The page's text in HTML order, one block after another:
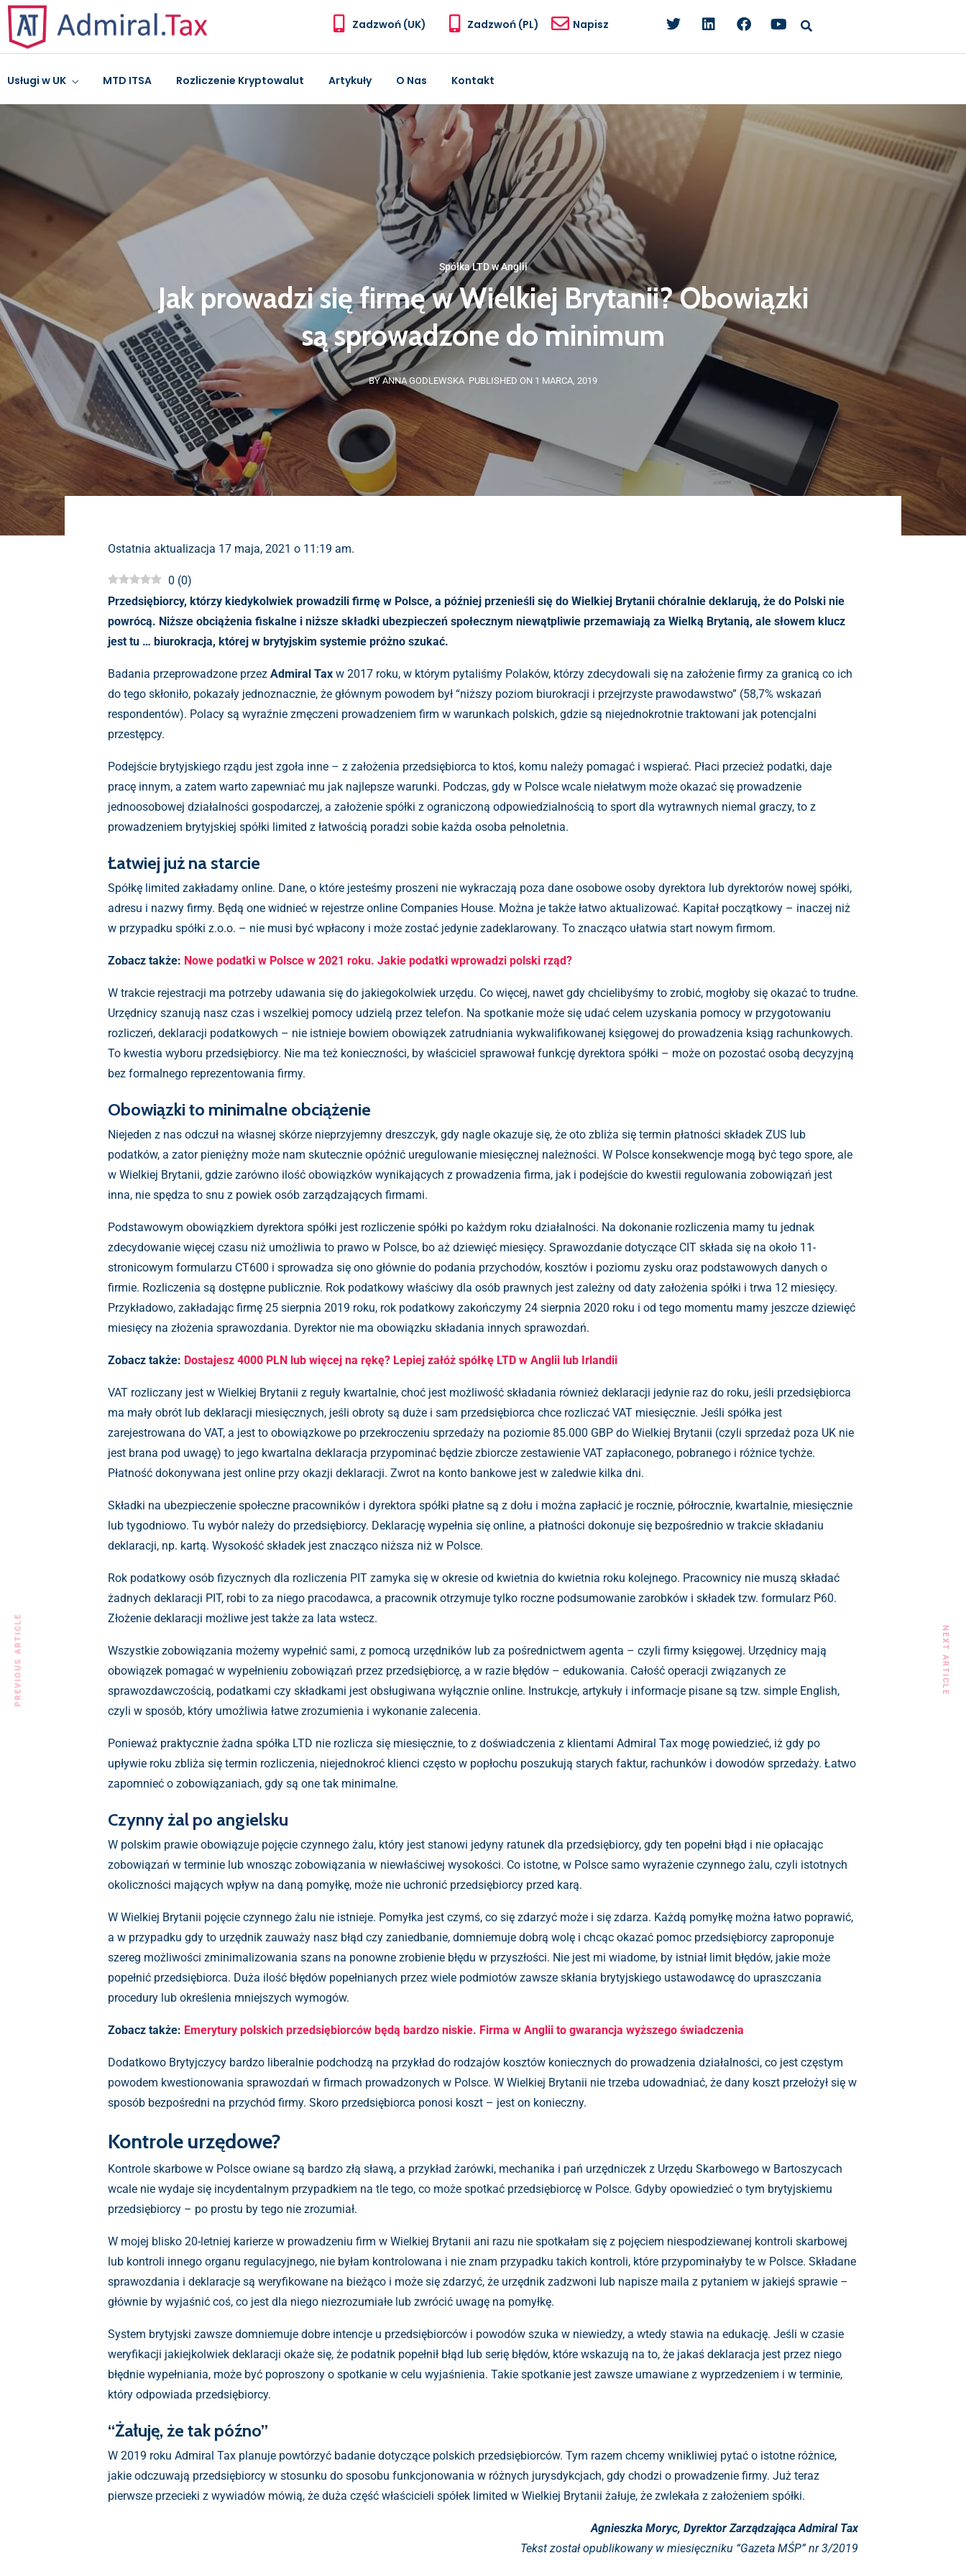
Zadzwoń (UK) Zadzwoń (PL) Napisz
Usługi w UK MTD ITSA Rozliczenie Kryptowalut Artykuły O Nas Kontakt
Spółka LTD w Anglii
Jak prowadzi się firmę w Wielkiej Brytanii? Obowiązki
są sprowadzone do minimum
BY ANNA GODLEWSKA PUBLISHED ON 1 MARCA, 2019
Ostatnia aktualizacja 17 maja, 2021 o 11:19 am.
0 (0)
Przedsiębiorcy, którzy kiedykolwiek prowadzili firmę w Polsce, a później przenieśli się do Wielkiej Brytanii chóralnie deklarują, że do Polski nie
powrócą. Niższe obciążenia fiskalne i niższe składki ubezpieczeń społecznym niewątpliwie przemawiają za Wielką Brytanią, ale słowem klucz
jest tu … biurokracja, której w brytyjskim systemie próżno szukać.
Badania przeprowadzone przez Admiral Tax w 2017 roku, w którym pytaliśmy Polaków, którzy zdecydowali się na założenie firmy za granicą co ich
do tego skłoniło, pokazały jednoznacznie, że głównym powodem był “niższy poziom biurokracji i przejrzyste prawodawstwo” (58,7% wskazań
respondentów). Polacy są wyraźnie zmęczeni prowadzeniem firm w warunkach polskich, gdzie są niejednokrotnie traktowani jak potencjalni
przestępcy.
Podejście brytyjskiego rządu jest zgoła inne – z założenia przedsiębiorca to ktoś, komu należy pomagać i wspierać. Płaci przecież podatki, daje
pracę innym, a zatem warto zapewniać mu jak najlepsze warunki. Podczas, gdy w Polsce wcale niełatwym może okazać się prowadzenie
jednoosobowej działalności gospodarczej, a założenie spółki z ograniczoną odpowiedzialnością to sport dla wytrawnych niemal graczy, to z
prowadzeniem brytyjskiej spółki limited z łatwością poradzi sobie każda osoba pełnoletnia.
Łatwiej już na starcie
Spółkę limited zakładamy online. Dane, o które jesteśmy proszeni nie wykraczają poza dane osobowe osoby dyrektora lub dyrektorów nowej spółki,
adresu i nazwy firmy. Będą one widnieć w rejestrze online Companies House. Można je także łatwo aktualizować. Kapitał początkowy – inaczej niż
w przypadku spółki z.o.o. – nie musi być wpłacony i może zostać jedynie zadeklarowany. To znacząco ułatwia start nowym firmom.
Zobacz także: Nowe podatki w Polsce w 2021 roku. Jakie podatki wprowadzi polski rząd?
W trakcie rejestracji ma potrzeby udawania się do jakiegokolwiek urzędu. Co więcej, nawet gdy chcielibyśmy to zrobić, mogłoby się okazać to trudne.
Urzędnicy szanują nasz czas i wszelkiej pomocy udzielą przez telefon. Na spotkanie może się udać celem uzyskania pomocy w przygotowaniu
rozliczeń, deklaracji podatkowych – nie istnieje bowiem obowiązek zatrudniania wykwalifikowanej księgowej do prowadzenia ksiąg rachunkowych.
To kwestia wyboru przedsiębiorcy. Nie ma też konieczności, by właściciel sprawował funkcję dyrektora spółki – może on pozostać osobą decyzyjną
bez formalnego reprezentowania firmy.
Obowiązki to minimalne obciążenie
Niejeden z nas odczuł na własnej skórze nieprzyjemny dreszczyk, gdy nagle okazuje się, że oto zbliża się termin płatności składek ZUS lub
podatków, a zator pieniężny może nam skutecznie opóźnić uregulowanie miesięcznej należności. W Polsce konsekwencje mogą być tego spore, ale
w Wielkiej Brytanii, gdzie zarówno ilość obowiązków wynikających z prowadzenia firma, jak i podejście do kwestii regulowania zobowiązań jest
inna, nie spędza to snu z powiek osób zarządzających firmami.
Podstawowym obowiązkiem dyrektora spółki jest rozliczenie spółki po każdym roku działalności. Na dokonanie rozliczenia mamy tu jednak
zdecydowanie więcej czasu niż umożliwia to prawo w Polsce, bo aż dziewięć miesięcy. Sprawozdanie dotyczące CIT składa się na około 11-
stronicowym formularzu CT600 i sprowadza się ono głównie do podania przychodów, kosztów i poziomu zysku oraz podstawowych danych o
firmie. Rozliczenia są dostępne publicznie. Rok podatkowy właściwy dla osób prawnych jest zależny od daty założenia spółki i trwa 12 miesięcy.
Przykładowo, zakładając firmę 25 sierpnia 2019 roku, rok podatkowy zakończymy 24 sierpnia 2020 roku i od tego momentu mamy jeszcze dziewięć
miesięcy na złożenia sprawozdania. Dyrektor nie ma obowiązku składania innych sprawozdań.
Zobacz także: Dostajesz 4000 PLN lub więcej na rękę? Lepiej załóż spółkę LTD w Anglii lub Irlandii
VAT rozliczany jest w Wielkiej Brytanii z reguły kwartalnie, choć jest możliwość składania również deklaracji jedynie raz do roku, jeśli przedsiębiorca
ma mały obrót lub deklaracji miesięcznych, jeśli obroty są duże i sam przedsiębiorca chce rozliczać VAT miesięcznie. Jeśli spółka jest
zarejestrowana do VAT, a jest to obowiązkowe po przekroczeniu sprzedaży na poziomie 85.000 GBP do Wielkiej Brytanii (czyli sprzedaż poza UK nie
jest brana pod uwagę) to jego kwartalna deklaracja przypominać będzie zbiorcze zestawienie VAT zapłaconego, pobranego i różnice tychże.
Płatność dokonywana jest online przy okazji deklaracji. Zwrot na konto bankowe jest w zaledwie kilka dni.
Składki na ubezpieczenie społeczne pracowników i dyrektora spółki płatne są z dołu i można zapłacić je rocznie, półrocznie, kwartalnie, miesięcznie
lub tygodniowo. Tu wybór należy do przedsiębiorcy. Deklarację wypełnia się online, a płatności dokonuje się bezpośrednio w trakcie składaniu
deklaracji, np. kartą. Wysokość składek jest znacząco niższa niż w Polsce.
Rok podatkowy osób fizycznych dla rozliczenia PIT zamyka się w okresie od kwietnia do kwietnia roku kolejnego. Pracownicy nie muszą składać
żadnych deklaracji PIT, robi to za niego pracodawca, a pracownik otrzymuje tylko roczne podsumowanie zarobków i składek tzw. formularz P60.
Złożenie deklaracji możliwe jest także za lata wstecz.
Wszystkie zobowiązania możemy wypełnić sami, z pomocą urzędników lub za pośrednictwem agenta – czyli firmy księgowej. Urzędnicy mają
obowiązek pomagać w wypełnieniu zobowiązań przez przedsiębiorcę, a w razie błędów – edukowania. Całość operacji związanych ze
sprawozdawczością, podatkami czy składkami jest obsługiwana wyłącznie online. Instrukcje, artykuły i informacje pisane są tzw. simple English,
czyli w sposób, który umożliwia łatwe zrozumienia i wykonanie zalecenia.
Ponieważ praktycznie żadna spółka LTD nie rozlicza się miesięcznie, to z doświadczenia z klientami Admiral Tax mogę powiedzieć, iż gdy po
upływie roku zbliża się termin rozliczenia, niejednokroć klienci często w popłochu poszukują starych faktur, rachunków i dowodów sprzedaży. Łatwo
zapomnieć o zobowiązaniach, gdy są one tak minimalne.
Czynny żal po angielsku
W polskim prawie obowiązuje pojęcie czynnego żalu, który jest stanowi jedyny ratunek dla przedsiębiorcy, gdy ten popełni błąd i nie opłacając
zobowiązań w terminie lub wnosząc zobowiązania w niewłaściwej wysokości. Co istotne, w Polsce samo wyrażenie czynnego żalu, czyli istotnych
okoliczności mających wpływ na daną pomyłkę, może nie uchronić przedsiębiorcy przed karą.
W Wielkiej Brytanii pojęcie czynnego żalu nie istnieje. Pomyłka jest czymś, co się zdarzyć może i się zdarza. Każdą pomyłkę można łatwo poprawić,
a w przypadku gdy to urzędnik zauważy nasz błąd czy zaniedbanie, domniemuje dobrą wolę i chcąc okazać pomoc przedsiębiorcy zaproponuje
szereg możliwości zminimalizowania szans na ponowne zrobienie błędu w przyszłości. Nie jest mi wiadome, by istniał limit błędów, jakie może
popełnić przedsiębiorca. Duża ilość błędów popełnianych przez wiele podmiotów zawsze skłania brytyjskiego ustawodawcę do upraszczania
procedury lub określenia mniejszych wymogów.
Zobacz także: Emerytury polskich przedsiębiorców będą bardzo niskie. Firma w Anglii to gwarancja wyższego świadczenia
Dodatkowo Brytyjczycy bardzo liberalnie podchodzą na przykład do rodzajów kosztów koniecznych do prowadzenia działalności, co jest częstym
powodem kwestionowania sprawozdań w firmach prowadzonych w Polsce. W Wielkiej Brytanii nie trzeba udowadniać, że dany koszt przełożył się w
sposób bezpośredni na przychód firmy. Skoro przedsiębiorca ponosi koszt – jest on konieczny.
Kontrole urzędowe?
Kontrole skarbowe w Polsce owiane są bardzo złą sławą, a przykład żarówki, mechanika i pań urzędniczek z Urzędu Skarbowego w Bartoszycach
wcale nie wydaje się incydentalnym przypadkiem na tle tego, co może spotkać przedsiębiorcę w Polsce. Gdyby opowiedzieć o tym brytyjskiemu
przedsiębiorcy – po prostu by tego nie zrozumiał.
W mojej blisko 20-letniej karierze w prowadzeniu firm w Wielkiej Brytanii ani razu nie spotkałam się z pojęciem niespodziewanej kontroli skarbowej
lub kontroli innego organu regulacyjnego, nie byłam kontrolowana i nie znam przypadku takich kontroli, które przypominałyby te w Polsce. Składane
sprawozdania i deklaracje są weryfikowane na bieżąco i może się zdarzyć, że urzędnik zadzwoni lub napisze maila z pytaniem w jakiejś sprawie –
głównie by wyjaśnić coś, co jest dla niego niezrozumiałe lub zwrócić uwagę na pomyłkę.
System brytyjski zawsze domniemuje dobre intencje u przedsiębiorców i powodów szuka w niewiedzy, a wtedy stawia na edukację. Jeśli w czasie
weryfikacji jakiejkolwiek deklaracji okaże się, że podatnik popełnił błąd lub serię błędów, które wskazują na to, że jakaś deklaracja jest przez niego
błędnie wypełniania, może być poproszony o spotkanie w celu wyjaśnienia. Takie spotkanie jest zawsze umawiane z wyprzedzeniem i w terminie,
który odpowiada przedsiębiorcy.
“Żałuję, że tak późno”
W 2019 roku Admiral Tax planuje powtórzyć badanie dotyczące polskich przedsiębiorców. Tym razem chcemy wnikliwiej pytać o istotne różnice,
jakie odczuwają przedsiębiorcy w stosunku do sposobu funkcjonowania w różnych jurysdykcjach, gdy chodzi o prowadzenie firmy. Już teraz
pierwsze przecieki z wywiadów mówią, że duża część właścicieli spółek limited w Wielkiej Brytanii żałuje, że zwlekała z założeniem spółki.
Agnieszka Moryc, Dyrektor Zarządzająca Admiral Tax
Tekst został opublikowany w miesięczniku “Gazeta MŚP” nr 3/2019
PREVIOUS ARTICLE NEXT ARTICLE